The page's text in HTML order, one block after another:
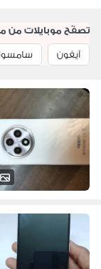
تصفّح موبايلات من
آيفون